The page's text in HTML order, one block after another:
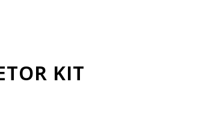
KIT